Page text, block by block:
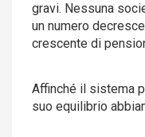
gravi. Nessuna
un numero
crescente di
Affinché il sistema
suo equilibrio